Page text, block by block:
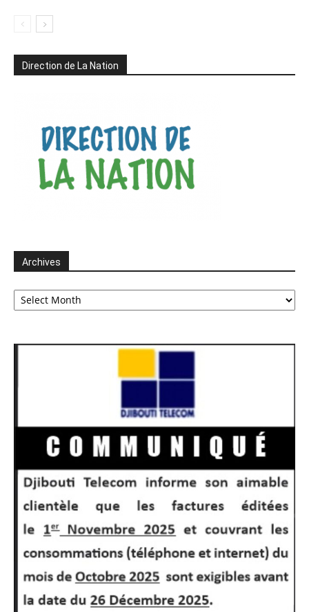
Direction de La Nation
Archives
Archives